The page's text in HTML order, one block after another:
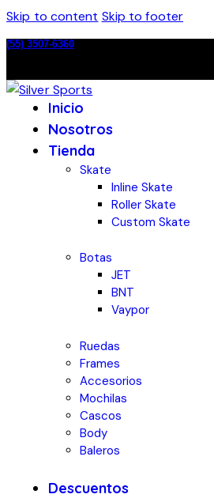
Skip to content Skip to footer
(55) 3507-6360
Inicio
Nosotros
Tienda
Skate
Inline Skate
Roller Skate
Custom Skate
Botas
JET
BNT
Vaypor
Ruedas
Frames
Accesorios
Mochilas
Cascos
Body
Baleros
Descuentos